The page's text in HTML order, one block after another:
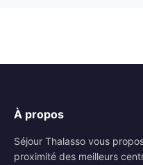
À propos
Séjour Thalasso vous
proximité des meilleurs